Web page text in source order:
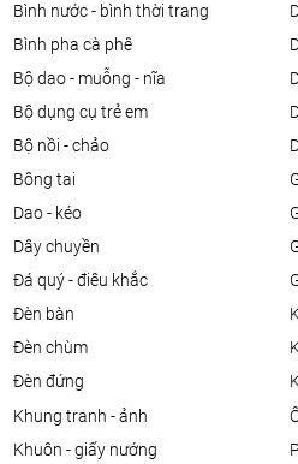
bình nước - bình thời trang
bình pha cà phê
bộ dao - muỗng - nĩa
bộ dụng cụ trẻ em
bộ nồi - chảo
bông tai
dao - kéo
dây chuyền
đá quý - điêu khắc
đèn bàn
đèn chùm
đèn đứng
khung tranh - ảnh
khuôn - giấy nướng